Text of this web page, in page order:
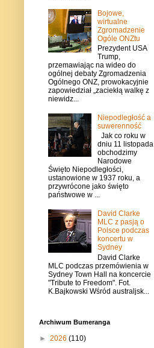
Bojowe,
wirtualne
Zgromadzenie
Ogóle ONZtu
Prezydent USA
Trump,
przemawiając na wideo do
ogólnej debaty Zgromadzenia
Ogólnego ONZ, prowokacyjnie
zapowiedział „zaciekłą walkę z
niewidz...
Niepodległość a
suwerenność
Jak co roku w
dniu 11 listopada
obchodzimy
Narodowe
Święto Niepodległości,
ustanowione w 1937 roku, a
przywrócone jako święto
państwowe w ...
David Clarke
MLC z pasją o
Polsce podczas
koncertu w
Sydney
David Clarke
MLC podczas przemówienia w
Sydney Town Hall na koncercie
"Tribute to Freedom". Fot.
K.Bajkowski Wśród australjsk...
Archiwum Bumeranga
► 2026 (110)